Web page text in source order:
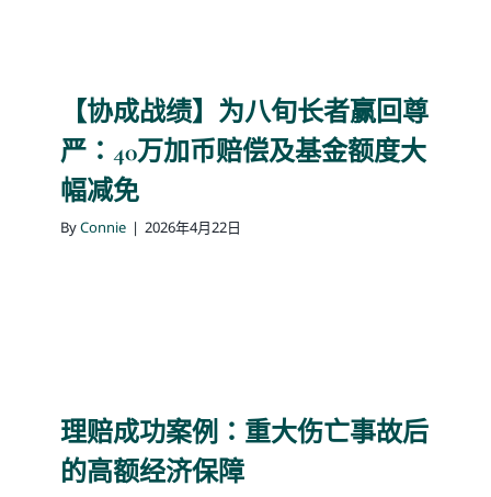
【协成战绩】为八旬长者赢回尊
严：40万加币赔偿及基金额度大
幅减免
ByConnie | 2026年4月22日
理赔成功案例：重大伤亡事故后
的高额经济保障